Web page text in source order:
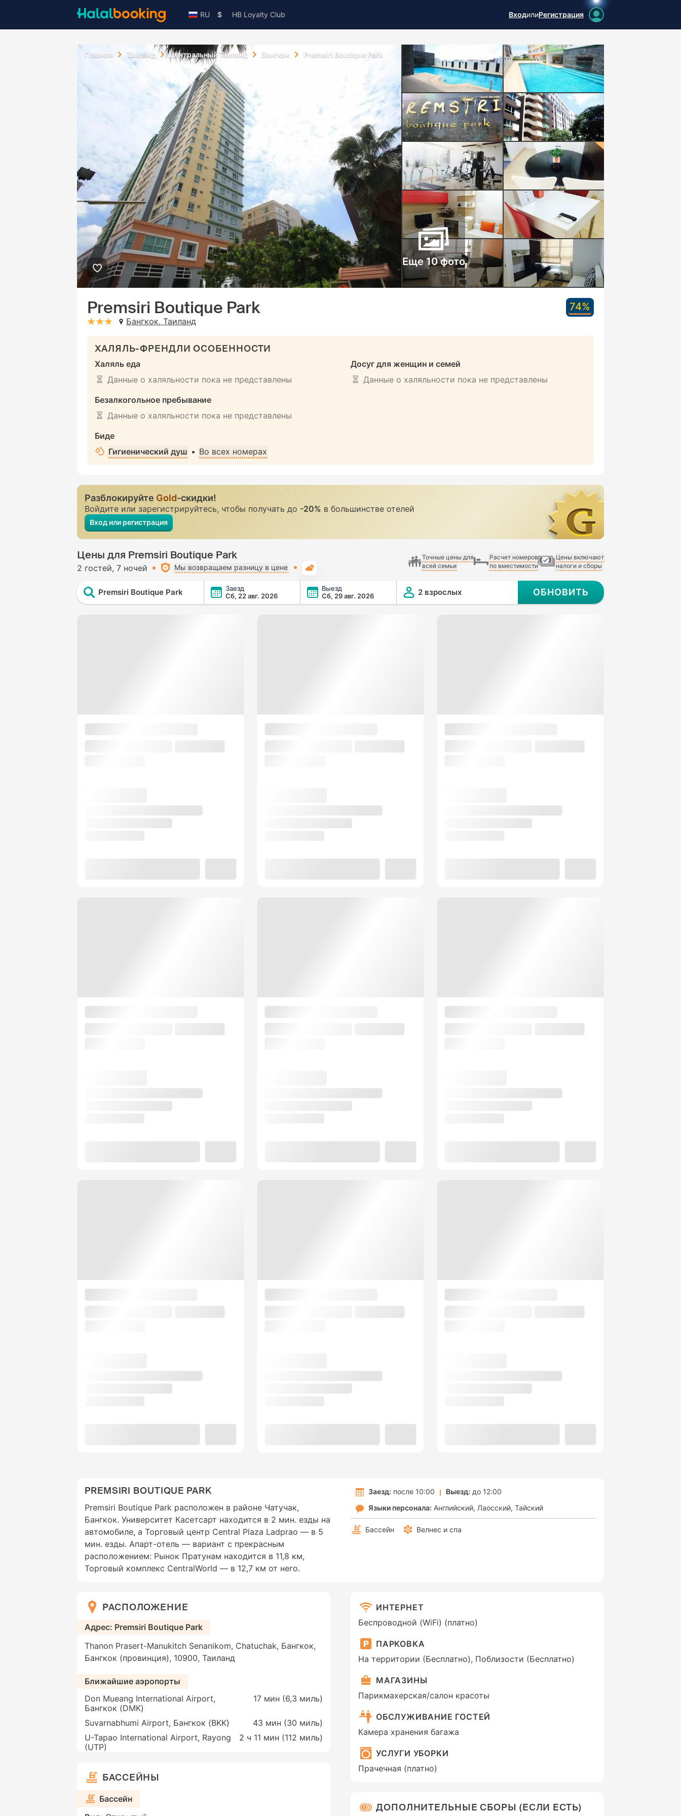
RU $ HB Loyalty Club ВходилиРегистрация
Главная Таиланд Центральный Таиланд Бангкок Premsiri Boutique Park
Еще 10 фото
Premsiri Boutique Park
stars: 3Бангкок, Таиланд
74%
ХАЛЯЛЬ-ФРЕНДЛИ ОСОБЕННОСТИ
Халяль еда
Данные о халяльности пока не представлены
Безалкогольное пребывание
Данные о халяльности пока не представлены
Биде
Гигиенический душ • Во всех номерах
Досуг для женщин и семей
Данные о халяльности пока не представлены
Разблокируйте Gold-скидки!
Войдите или зарегистрируйтесь, чтобы получать до-20%в большинстве отелей
Вход или регистрация
Цены для Premsiri Boutique Park
2 гостей 7 ночей Мы возвращаем разницу в цене
Точные цены для
всей семьи
Расчет номеров
по вместимости
Цены включают
налоги и сборы
Premsiri Boutique Park
Заезд
Сб, 22 авг. 2026
Выезд
Сб, 29 авг. 2026
2 взрослых ОБНОВИТЬ
PREMSIRI BOUTIQUE PARK
Premsiri Boutique Park расположен в районе Чатучак,
Бангкок. Университет Касетсарт находится в 2 мин. езды на
автомобиле, а Торговый центр Central Plaza Ladprao — в 5
мин. езды. Апарт-отель — вариант с прекрасным
расположением: Рынок Пратунам находится в 11,8 км,
Торговый комплекс CentralWorld — в 12,7 км от него.
Заезд: после 10:00 Выезд: до 12:00
Языки персонала: Английский Лаосский Тайский
Бассейн Велнес и спа
РАСПОЛОЖЕНИЕ
Адрес: Premsiri Boutique Park
Thanon Prasert-Manukitch Senanikom, Chatuchak, Бангкок,
Бангкок (провинция), 10900, Таиланд
Ближайшие аэропорты
Don Mueang International Airport,
Бангкок (DMK)
17 мин (6,3 миль)
Suvarnabhumi Airport, Бангкок (BKK) 43 мин (30 миль)
U-Tapao International Airport, Rayong
(UTP)
2 ч 11 мин (112 миль)
БАССЕЙНЫ
Бассейн
ИНТЕРНЕТ
Беспроводной (WiFi) (платно)
ПАРКОВКА
На территории (Бесплатно), Поблизости (Бесплатно)
МАГАЗИНЫ
Парикмахерская/салон красоты
ОБСЛУЖИВАНИЕ ГОСТЕЙ
Камера хранения багажа
УСЛУГИ УБОРКИ
Прачечная (платно)
ДОПОЛНИТЕЛЬНЫЕ СБОРЫ (ЕСЛИ ЕСТЬ)